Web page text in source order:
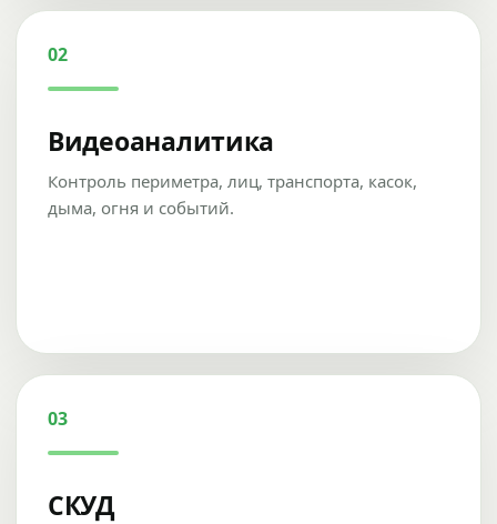
02
Видеоаналитика
Контроль периметра, лиц, транспорта, касок,
дыма, огня и событий.
03
СКУД